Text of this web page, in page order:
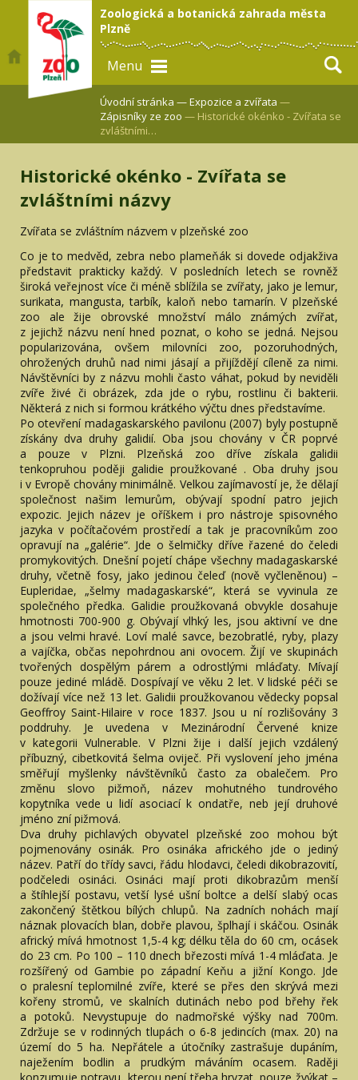
Zoologická a botanická zahrada města
Plzně
Menu
Úvodní stránka —Expozice a zvířata —
Zápisníky ze zoo — Historické okénko - Zvířata se
zvláštními…
Historické okénko - Zvířata se
zvláštními názvy
Zvířata se zvláštním názvem v plzeňské zoo
Co je to medvěd, zebra nebo plameňák si dovede odjakživa
představit prakticky každý. V posledních letech se rovněž
široká veřejnost více či méně sblížila se zvířaty, jako je lemur,
surikata, mangusta, tarbík, kaloň nebo tamarín. V plzeňské
zoo ale žije obrovské množství málo známých zvířat,
z jejichž názvu není hned poznat, o koho se jedná. Nejsou
popularizována, ovšem milovníci zoo, pozoruhodných,
ohrožených druhů nad nimi jásají a přijíždějí cíleně za nimi.
Návštěvníci by z názvu mohli často váhat, pokud by neviděli
zvíře živé či obrázek, zda jde o rybu, rostlinu či bakterii.
Některá z nich si formou krátkého výčtu dnes představíme.
Po otevření madagaskarského pavilonu (2007) byly postupně
získány dva druhy galidií. Oba jsou chovány v ČR poprvé
a pouze v Plzni. Plzeňská zoo dříve získala galidii
tenkopruhou poději galidie proužkované . Oba druhy jsou
i v Evropě chovány minimálně. Velkou zajímavostí je, že dělají
společnost našim lemurům, obývají spodní patro jejich
expozic. Jejich název je oříškem i pro nástroje spisovného
jazyka v počítačovém prostředí a tak je pracovníkům zoo
opravují na „galérie“. Jde o šelmičky dříve řazené do čeledi
promykovitých. Dnešní pojetí chápe všechny madagaskarské
druhy, včetně fosy, jako jedinou čeleď (nově vyčleněnou) –
Eupleridae, „šelmy madagaskarské“, která se vyvinula ze
společného předka. Galidie proužkovaná obvykle dosahuje
hmotnosti 700-900 g. Obývají vlhký les, jsou aktivní ve dne
a jsou velmi hravé. Loví malé savce, bezobratlé, ryby, plazy
a vajíčka, občas nepohrdnou ani ovocem. Žijí ve skupinách
tvořených dospělým párem a odrostlými mláďaty. Mívají
pouze jediné mládě. Dospívají ve věku 2 let. V lidské péči se
dožívají více než 13 let. Galidii proužkovanou vědecky popsal
Geoffroy Saint-Hilaire v roce 1837. Jsou u ní rozlišovány 3
poddruhy. Je uvedena v Mezinárodní Červené knize
v kategorii Vulnerable. V Plzni žije i další jejich vzdálený
příbuzný, cibetkovitá šelma oviječ. Při vyslovení jeho jména
směřují myšlenky návštěvníků často za obalečem. Pro
změnu slovo pižmoň, název mohutného tundrového
kopytníka vede u lidí asociací k ondatře, neb její druhové
jméno zní pižmová.
Dva druhy pichlavých obyvatel plzeňské zoo mohou být
pojmenovány osinák. Pro osináka afrického jde o jediný
název. Patří do třídy savci, řádu hlodavci, čeledi dikobrazovití,
podčeledi osináci. Osináci mají proti dikobrazům menší
a štíhlejší postavu, vetší lysé ušní boltce a delší slabý ocas
zakončený štětkou bílých chlupů. Na zadních nohách mají
náznak plovacích blan, dobře plavou, šplhají i skáčou. Osinák
africký mívá hmotnost 1,5-4 kg; délku těla do 60 cm, ocásek
do 23 cm. Po 100 – 110 dnech březosti mívá 1-4 mláďata. Je
rozšířený od Gambie po západní Keňu a jižní Kongo. Jde
o pralesní teplomilné zvíře, které se přes den skrývá mezi
kořeny stromů, ve skalních dutinách nebo pod břehy řek
a potoků. Nevystupuje do nadmořské výšky nad 700m.
Zdržuje se v rodinných tlupách o 6-8 jedincích (max. 20) na
území do 5 ha. Nepřátele a útočníky zastrašuje dupáním,
naježením bodlin a prudkým máváním ocasem. Raději